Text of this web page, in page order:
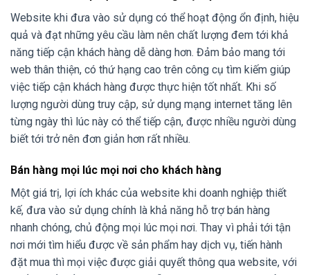
Website khi đưa vào sử dụng có thể hoạt động ổn định, hiệu
quả và đạt những yêu cầu làm nên chất lượng đem tới khả
năng tiếp cận khách hàng dễ dàng hơn. Đảm bảo mang tới
web thân thiện, có thứ hạng cao trên công cụ tìm kiếm giúp
việc tiếp cận khách hàng được thực hiện tốt nhất. Khi số
lượng người dùng truy cập, sử dụng mạng internet tăng lên
từng ngày thì lúc này có thể tiếp cận, được nhiều người dùng
biết tới trở nên đơn giản hơn rất nhiều.
Bán hàng mọi lúc mọi nơi cho khách hàng
Một giá trị, lợi ích khác của website khi doanh nghiệp thiết
kế, đưa vào sử dụng chính là khả năng hỗ trợ bán hàng
nhanh chóng, chủ động mọi lúc mọi nơi. Thay vì phải tới tận
nơi mới tìm hiểu được về sản phẩm hay dịch vụ, tiến hành
đặt mua thì mọi việc được giải quyết thông qua website, với